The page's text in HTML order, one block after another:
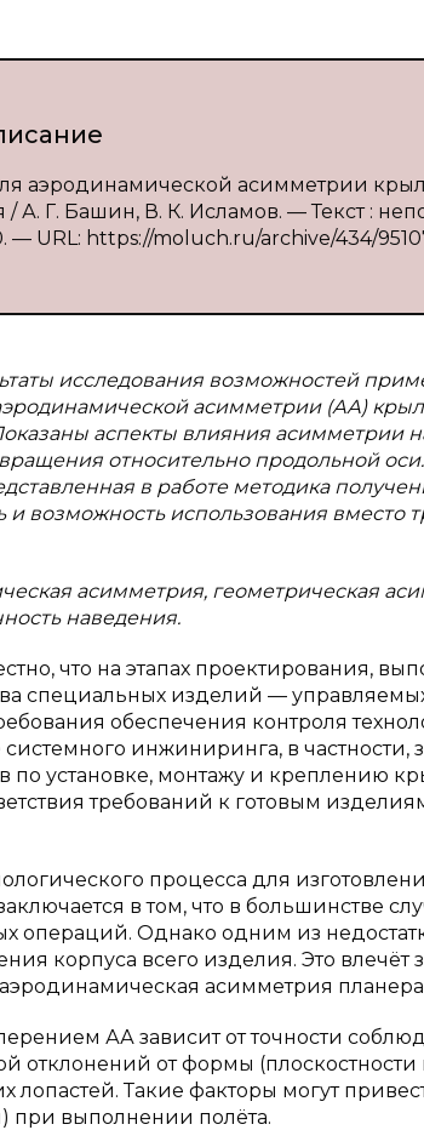
аэродинамической асимметрии
/ А. Г. Башин, В. К. Исламов. — Текст :
URL: https://moluch.ru/archive/434/
исследования возможностей
асимметрии (АА)
аспекты влияния асимметрии
относительно продольной
в работе методика
и возможность использования вместо
асимметрия, геометрическая
наведения.
что на этапах проектирования,
специальных изделий —
обеспечения контроля
инжиниринга, в частности,
по установке, монтажу и креплению
требований к готовым
процесса для
в том, что в большинстве
операций. Однако одним из
корпуса всего изделия. Это влечёт
асимметрия
АА зависит от точности
отклонений от формы
лопастей. Такие факторы могут
при выполнении полёта.